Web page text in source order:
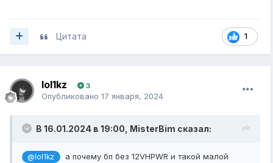
1
Цитата
lol1kz 3
Опубликовано 17 января, 2024
В 16.01.2024 в 19:00, MisterBim сказал:
@lol1kz
а почему бп без 12VHPWR и такой малой